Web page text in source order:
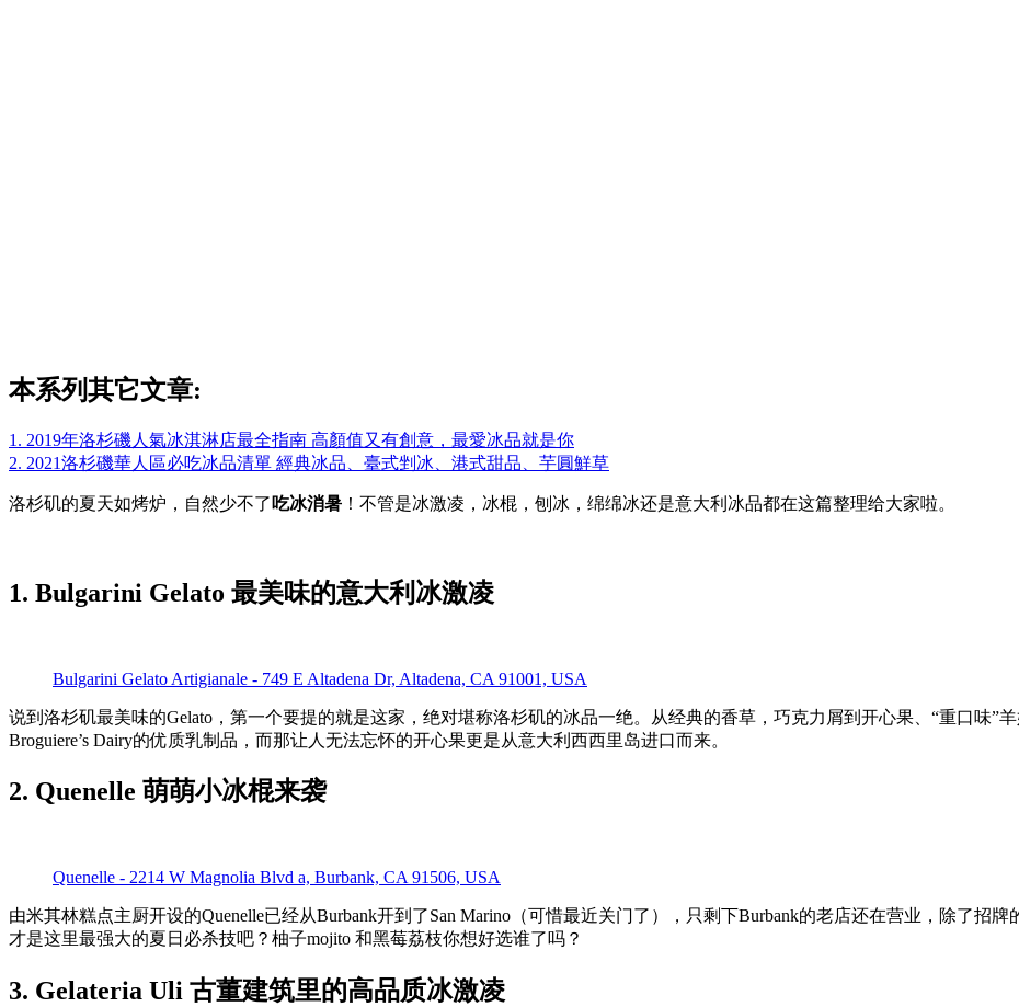
本系列其它文章:
1. 2019年洛杉磯人氣冰淇淋店最全指南 高顏值又有創意，最愛冰品就是你
2. 2021洛杉磯華人區必吃冰品清單 經典冰品、臺式剉冰、港式甜品、芋圓鮮草
洛杉矶的夏天如烤炉，自然少不了 吃冰消暑 ！不管是冰激凌，冰棍，刨冰，绵绵冰还是意大利冰品都在这篇整理给大家啦。
1. Bulgarini Gelato 最美味的意大利冰激凌
Bulgarini Gelato Artigianale - 749 E Altadena Dr, Altadena, CA 91001, USA
说到洛杉矶最美味的Gelato，第一个要提的就是这家，绝对堪称洛杉矶的冰品一绝。从经典的香草，巧克力屑到开心果、“重口味”
Broguiere’s Dairy的优质乳制品，而那让人无法忘怀的开心果更是从意大利西西里岛进口而来。
2. Quenelle 萌萌小冰棍来袭
Quenelle - 2214 W Magnolia Blvd a, Burbank, CA 91506, USA
由米其林糕点主厨开设的Quenelle已经从Burbank开到了San Marino（可惜最近关门了），只剩下Burbank的老店还在营业，除了招
才是这里最强大的夏日必杀技吧？柚子mojito 和黑莓荔枝你想好选谁了吗？
3. Gelateria Uli 古董建筑里的高品质冰激凌